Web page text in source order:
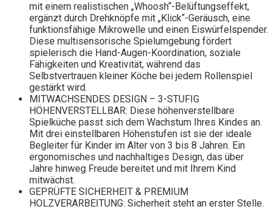
mit einem realistischen „Whoosh“-Belüftungseffekt,
ergänzt durch Drehknöpfe mit „Klick“-Geräusch, eine
funktionsfähige Mikrowelle und einen Eiswürfelspender.
Diese multisensorische Spielumgebung fördert
spielerisch die Hand-Augen-Koordination, soziale
Fähigkeiten und Kreativität, während das
Selbstvertrauen kleiner Köche bei jedem Rollenspiel
gestärkt wird.
MITWACHSENDES DESIGN – 3-STUFIG
HÖHENVERSTELLBAR: Diese höhenverstellbare
Spielküche passt sich dem Wachstum Ihres Kindes an.
Mit drei einstellbaren Höhenstufen ist sie der ideale
Begleiter für Kinder im Alter von 3 bis 8 Jahren. Ein
ergonomisches und nachhaltiges Design, das über
Jahre hinweg Freude bereitet und mit Ihrem Kind
mitwächst.
GEPRÜFTE SICHERHEIT & PREMIUM
HOLZVERARBEITUNG: Sicherheit steht an erster Stelle.